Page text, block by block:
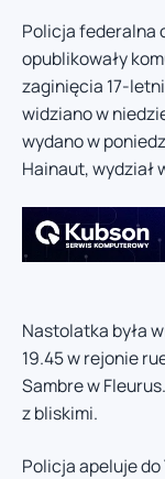
Policja federalna
opublikowały
zaginięcia 17-
widziano w
wydano w
Hainaut, wydział
Nastolatka była
19.45 w rejonie
Sambre w
z bliskimi.
Policja apeluje